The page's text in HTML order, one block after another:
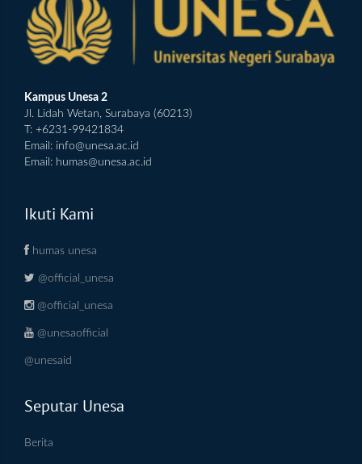
Kampus Unesa 2
Jl. Lidah Wetan, Surabaya (60213)
T: +6231-99421834
Email: info@unesa.ac.id
Email: humas@unesa.ac.id
Ikuti Kami
humas unesa
@official_unesa
@official_unesa
@unesaofficial
@unesaid
Seputar Unesa
Berita